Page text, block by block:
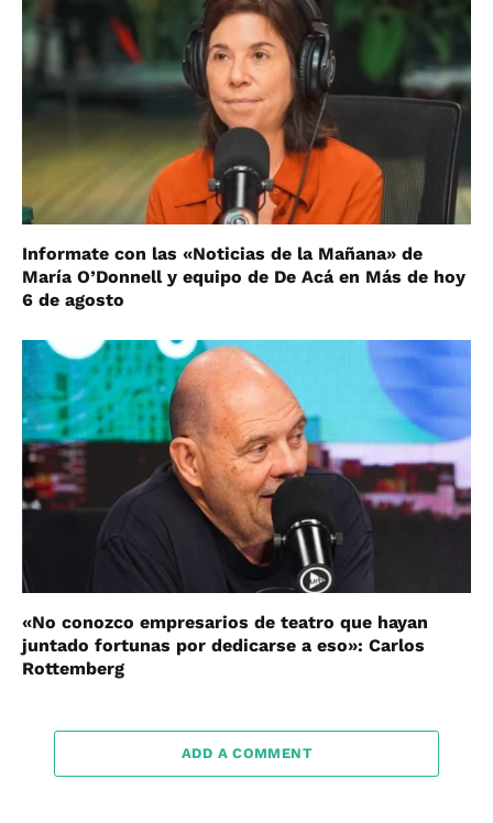
Informate con las «Noticias de la Mañana» de
María O’Donnell y equipo de De Acá en Más de hoy
6 de agosto
«No conozco empresarios de teatro que hayan
juntado fortunas por dedicarse a eso»: Carlos
Rottemberg
ADD A COMMENT